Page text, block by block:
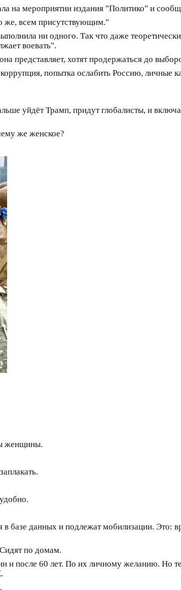
на мероприятии издания "Политико" и
же, всем присутствующим."
ни одного. Так что даже
воевать".
представляет, хотят продержаться до
попытка ослабить Россию, личные
уйдёт Трамп, придут глобалисты, и
же женское?
женщины.
базе данных и подлежат мобилизации. Это:
по домам.
и после 60 лет. По их личному желанию. Но